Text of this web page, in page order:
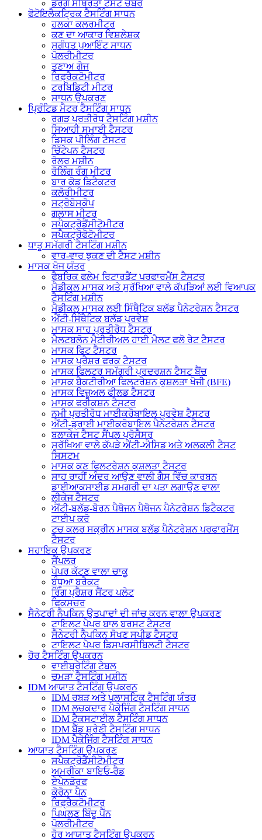
ਡਰੱਗ ਸਥਿਰਤਾ ਟੈਸਟ ਚੈਂਬਰ
ਫੋਟੋਇਲੈਕਟ੍ਰਿਕ ਟੈਸਟਿੰਗ ਸਾਧਨ
ਹਲਕਾ ਕਲਰਮੀਟਰ
ਕਣ ਦਾ ਆਕਾਰ ਵਿਸ਼ਲੇਸ਼ਕ
ਸੁਗੰਧਤ ਪੁਆਇੰਟ ਸਾਧਨ
ਪੋਲਰੀਮੀਟਰ
ਤਣਾਅ ਗੇਜ
ਰਿਫ੍ਰੈਕਟੋਮੀਟਰ
ਟਰਬਿਡਿਟੀ ਮੀਟਰ
ਸਾਧਨ ਉਪਕਰਣ
ਪ੍ਰਿੰਟਿਡ ਮੈਟਰ ਟੈਸਟਿੰਗ ਸਾਧਨ
ਰਗੜ ਪ੍ਰਤੀਰੋਧ ਟੈਸਟਿੰਗ ਮਸ਼ੀਨ
ਸਿਆਹੀ ਸਮਾਈ ਟੈਸਟਰ
ਡਿਸਕ ਪੀਲਿੰਗ ਟੈਸਟਰ
ਚਿੱਟੇਪਨ ਟੈਸਟਰ
ਰੋਲਰ ਮਸ਼ੀਨ
ਰੋਲਿੰਗ ਰੰਗ ਮੀਟਰ
ਬਾਰ ਕੋਡ ਡਿਟੈਕਟਰ
ਕਲੋਰੀਮੀਟਰ
ਸਟ੍ਰੋਬੋਸਕੋਪ
ਗਲਾਸ ਮੀਟਰ
ਸਪੈਕਟ੍ਰੋਡੈਂਸੀਟੋਮੀਟਰ
ਸਪੈਕਟ੍ਰੋਫੋਟੋਮੀਟਰ
ਧਾਤੂ ਸਮੱਗਰੀ ਟੈਸਟਿੰਗ ਮਸ਼ੀਨ
ਵਾਰ-ਵਾਰ ਝੁਕਣ ਦੀ ਟੈਸਟ ਮਸ਼ੀਨ
ਮਾਸਕ ਖੋਜ ਯੰਤਰ
ਫੈਬਰਿਕ ਫਲੇਮ ਰਿਟਾਰਡੈਂਟ ਪਰਫਾਰਮੈਂਸ ਟੈਸਟਰ
ਮੈਡੀਕਲ ਮਾਸਕ ਅਤੇ ਸੁਰੱਖਿਆ ਵਾਲੇ ਕੱਪੜਿਆਂ ਲਈ ਵਿਆਪਕ
ਟੈਸਟਿੰਗ ਮਸ਼ੀਨ
ਮੈਡੀਕਲ ਮਾਸਕ ਲਈ ਸਿੰਥੈਟਿਕ ਬਲੱਡ ਪੈਨੇਟਰੇਸ਼ਨ ਟੈਸਟਰ
ਐਂਟੀ-ਸਿੰਥੈਟਿਕ ਬਲੱਡ ਪ੍ਰਵੇਸ਼
ਮਾਸਕ ਸਾਹ ਪ੍ਰਤੀਰੋਧ ਟੈਸਟਰ
ਮੈਲਟਬਲੋਨ ਮੈਟੀਰੀਅਲ ਹਾਈ ਮੈਲਟ ਫਲੋ ਰੇਟ ਟੈਸਟਰ
ਮਾਸਕ ਫਿਟ ਟੈਸਟਰ
ਮਾਸਕ ਪ੍ਰੈਸ਼ਰ ਫਰਕ ਟੈਸਟਰ
ਮਾਸਕ ਫਿਲਟਰ ਸਮੱਗਰੀ ਪ੍ਰਦਰਸ਼ਨ ਟੈਸਟ ਬੈਂਚ
ਮਾਸਕ ਬੈਕਟੀਰੀਆ ਫਿਲਟਰੇਸ਼ਨ ਕੁਸ਼ਲਤਾ ਖੋਜੀ (BFE)
ਮਾਸਕ ਵਿਜ਼ੂਅਲ ਫੀਲਡ ਟੈਸਟਰ
ਮਾਸਕ ਫਰੀਕਸ਼ਨ ਟੈਸਟਰ
ਨਮੀ ਪ੍ਰਤੀਰੋਧ ਮਾਈਕਰੋਬਾਇਲ ਪ੍ਰਵੇਸ਼ ਟੈਸਟਰ
ਐਂਟੀ-ਡ੍ਰਾਈ ਮਾਈਕਰੋਬਾਇਲ ਪੈਨੇਟਰੇਸ਼ਨ ਟੈਸਟਰ
ਬਲਾਕੇਜ ਟੈਸਟ ਸੈਂਪਲ ਪ੍ਰੋਸੈਸਰ
ਸੁਰੱਖਿਆ ਵਾਲੇ ਕੱਪੜੇ ਐਂਟੀ-ਐਸਿਡ ਅਤੇ ਅਲਕਲੀ ਟੈਸਟ
ਸਿਸਟਮ
ਮਾਸਕ ਕਣ ਫਿਲਟਰੇਸ਼ਨ ਕੁਸ਼ਲਤਾ ਟੈਸਟਰ
ਸਾਹ ਰਾਹੀਂ ਅੰਦਰ ਆਉਣ ਵਾਲੀ ਗੈਸ ਵਿੱਚ ਕਾਰਬਨ
ਡਾਈਆਕਸਾਈਡ ਸਮਗਰੀ ਦਾ ਪਤਾ ਲਗਾਉਣ ਵਾਲਾ
ਲੀਕੇਜ ਟੈਸਟਰ
ਐਂਟੀ-ਬਲੱਡ-ਬੋਰਨ ਪੈਥੋਜਨ ਪੈਥੋਜਨ ਪੈਨੇਟਰੇਸ਼ਨ ਡਿਟੈਕਟਰ
ਟਾਈਪ ਕਰੋ
ਟਚ ਕਲਰ ਸਕ੍ਰੀਨ ਮਾਸਕ ਬਲੱਡ ਪੈਨੇਟਰੇਸ਼ਨ ਪਰਫਾਰਮੈਂਸ
ਟੈਸਟਰ
ਸਹਾਇਕ ਉਪਕਰਣ
ਸੈਂਪਲਰ
ਪੇਪਰ ਕੱਟਣ ਵਾਲਾ ਚਾਕੂ
ਬੰਧੂਆ ਬਰੈਕਟ
ਰਿੰਗ ਪ੍ਰੈਸ਼ਰ ਸੈਂਟਰ ਪਲੇਟ
ਫਿਕਸਚਰ
ਸੈਨੇਟਰੀ ਨੈਪਕਿਨ ਉਤਪਾਦਾਂ ਦੀ ਜਾਂਚ ਕਰਨ ਵਾਲਾ ਉਪਕਰਣ
ਟਾਇਲਟ ਪੇਪਰ ਬਾਲ ਬਰਸਟ ਟੈਸਟਰ
ਸੈਨੇਟਰੀ ਨੈਪਕਿਨ ਸੋਖਣ ਸਪੀਡ ਟੈਸਟਰ
ਟਾਇਲਟ ਪੇਪਰ ਡਿਸਪਰਸੀਬਿਲਟੀ ਟੈਸਟਰ
ਹੋਰ ਟੈਸਟਿੰਗ ਉਪਕਰਨ
ਵਾਈਬ੍ਰੇਟਿੰਗ ਟੇਬਲ
ਚਮੜਾ ਟੈਸਟਿੰਗ ਮਸ਼ੀਨ
IDM ਆਯਾਤ ਟੈਸਟਿੰਗ ਉਪਕਰਨ
IDM ਰਬੜ ਅਤੇ ਪਲਾਸਟਿਕ ਟੈਸਟਿੰਗ ਯੰਤਰ
IDM ਲਚਕਦਾਰ ਪੈਕੇਜਿੰਗ ਟੈਸਟਿੰਗ ਸਾਧਨ
IDM ਟੈਕਸਟਾਈਲ ਟੈਸਟਿੰਗ ਸਾਧਨ
IDM ਬੈੱਡ ਸ਼੍ਰੇਣੀ ਟੈਸਟਿੰਗ ਸਾਧਨ
IDM ਪੈਕੇਜਿੰਗ ਟੈਸਟਿੰਗ ਸਾਧਨ
ਆਯਾਤ ਟੈਸਟਿੰਗ ਉਪਕਰਣ
ਸਪੈਕਟ੍ਰੋਡੈਂਸੀਟੋਮੀਟਰ
ਅਮਰੀਕਾ ਬਾਇਓ-ਰੈਡ
ਏਪੇਨਡੋਰਫ
ਕੋਰੋਨਾ ਪੈਨ
ਰਿਫ੍ਰੈਕਟੋਮੀਟਰ
ਪਿਘਲਣ ਬਿੰਦੂ ਪੈੱਨ
ਪੋਲਰੀਮੀਟਰ
ਹੋਰ ਆਯਾਤ ਟੈਸਟਿੰਗ ਉਪਕਰਨ